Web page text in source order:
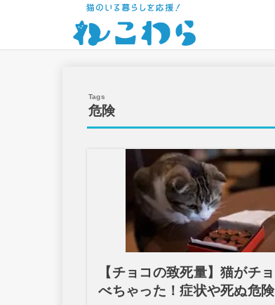
危険
【チョコの致死量】猫がチ
べちゃった！症状や死ぬ危